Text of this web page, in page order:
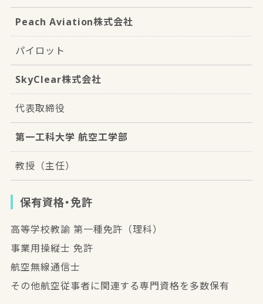
Peach Aviation株式会社
パイロット
SkyClear株式会社
代表取締役
第一工科大学 航空工学部
教授（主任）
保有資格・免許
高等学校教諭 第一種免許（理科）
事業用操縦士 免許
航空無線通信士
その他航空従事者に関連する専門資格を多数保有